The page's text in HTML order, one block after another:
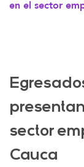
en el sector
sector
Cauca